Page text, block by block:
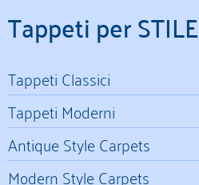
Tappeti per STILE
Tappeti Classici
Tappeti Moderni
Antique Style Carpets
Modern Style Carpets